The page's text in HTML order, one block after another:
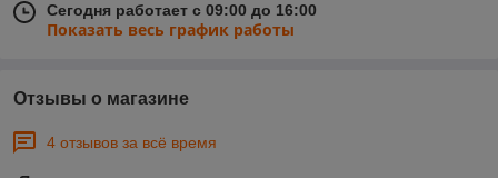
Сегодня работает с 09:00 до 16:00
Показать весь график работы
Отзывы о магазине
4 отзывов за всё время